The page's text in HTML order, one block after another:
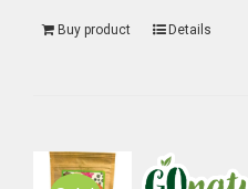
Buy product Details